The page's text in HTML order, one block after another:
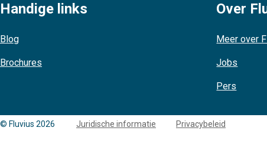
Handige links
Blog
Brochures
Over
Meer over
Jobs
Pers
© Fluvius 2026
Copyright
Juridische informatie Privacybeleid